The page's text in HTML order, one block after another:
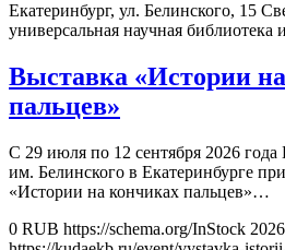
Екатеринбург, ул. Белинского, 15
универсальная научная библиотека
Выставка «Истории
пальцев»
С 29 июля по 12 сентября 2026 года
им. Белинского в Екатеринбурге
«Истории на кончиках пальцев»…
0 RUB https://schema.org/InStock